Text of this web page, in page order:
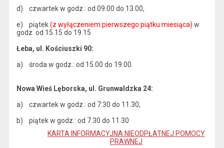
d) czwartek w godz.: od 09.00 do 13.00,
e) piątek(z wyłączeniem pierwszego piątku miesiąca) w
godz. od 15.15 do 19.15
Łeba, ul. Kościuszki 90:
a) środa w godz.: od 15.00 do 19.00.
Nowa Wieś Lęborska, ul. Grunwaldzka 24:
a) czwartek w godz.: od 7.30 do 11.30,
b) piątek w godz.: od 7.30 do 11.30
KARTA INFORMACYJNA NIEODPŁATNEJ POMOCY
PRAWNEJ